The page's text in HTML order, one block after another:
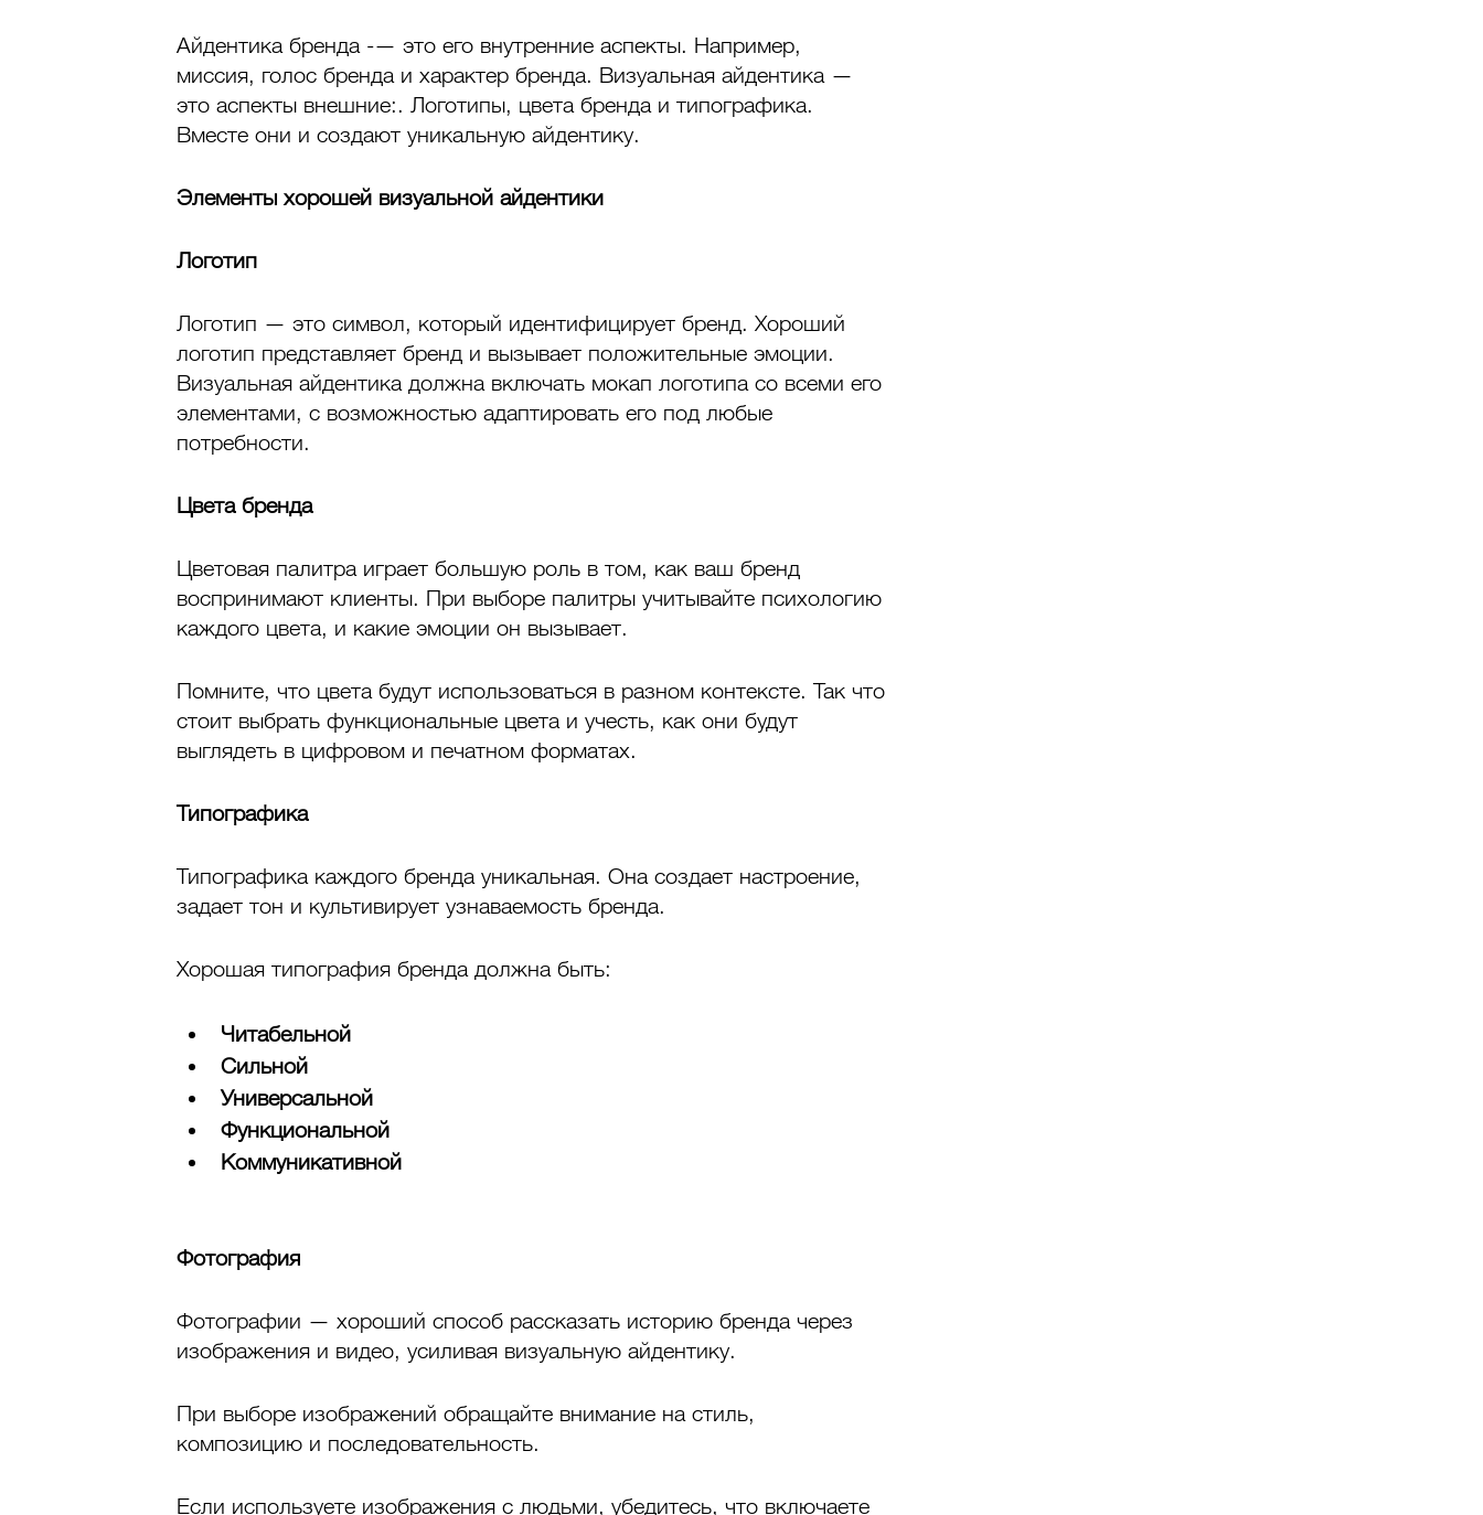
Айдентика бренда -— это его внутренние аспекты. Например,
миссия, голос бренда и характер бренда. Визуальная айдентика —
это аспекты внешние:. Логотипы, цвета бренда и типографика.
Вместе они и создают уникальную айдентику.
Элементы хорошей визуальной айдентики
Логотип
Логотип — это символ, который идентифицирует бренд. Хороший
логотип представляет бренд и вызывает положительные эмоции.
Визуальная айдентика должна включать мокап логотипа со всеми его
элементами, с возможностью адаптировать его под любые
потребности.
Цвета бренда
Цветовая палитра играет большую роль в том, как ваш бренд
воспринимают клиенты. При выборе палитры учитывайте психологию
каждого цвета, и какие эмоции он вызывает.
Помните, что цвета будут использоваться в разном контексте. Так что
стоит выбрать функциональные цвета и учесть, как они будут
выглядеть в цифровом и печатном форматах.
Типографика
Типографика каждого бренда уникальная. Она создает настроение,
задает тон и культивирует узнаваемость бренда.
Хорошая типография бренда должна быть:
Читабельной
Сильной
Универсальной
Функциональной
Коммуникативной
Фотография
Фотографии — хороший способ рассказать историю бренда через
изображения и видео, усиливая визуальную айдентику.
При выборе изображений обращайте внимание на стиль,
композицию и последовательность.
Если используете изображения с людьми, убедитесь, что включаете